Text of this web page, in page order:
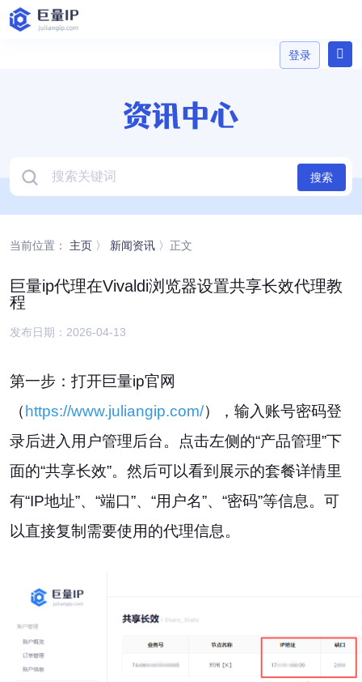
登录
搜索
当前位置： 主页 〉 新闻资讯 〉正文
巨量ip代理在Vivaldi浏览器设置共享长效代理教
程
发布日期：2026-04-13
第一步：打开巨量ip官网
（ https://www.juliangip.com/），输入账号密码登
录后进入用户管理后台。点击左侧的“产品管理”下
面的“共享长效”。然后可以看到展示的套餐详情里
有“IP地址”、“端口”、“用户名”、“密码”等信息。可
以直接复制需要使用的代理信息。